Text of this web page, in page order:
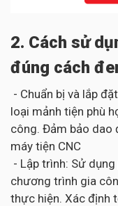
2. Cách sử
đúng cách
- Chuẩn bị và lắp đặt
loại mảnh tiện phù
công. Đảm bảo dao
máy tiện CNC
- Lập trình: Sử
chương trình gia
thực hiện. Xác định